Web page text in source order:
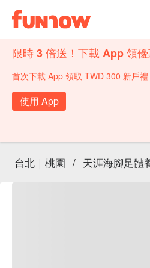
限時 3 倍送！下載 App 領優
首次下載 App 領取 TWD 300 新戶禮
使用 App
台北｜桃園 / 天涯海腳足體